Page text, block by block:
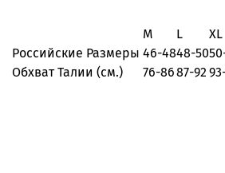
M L XL
Российские Размеры 46-4848-50
Обхват Талии (см.)
76-8687-92